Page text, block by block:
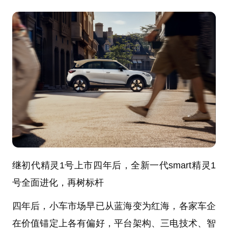
继初代精灵1号上市四年后，全新一代smart精灵1
号全面进化，再树标杆
四年后，小车市场早已从蓝海变为红海，各家车企
在价值锚定上各有偏好，平台架构、三电技术、智